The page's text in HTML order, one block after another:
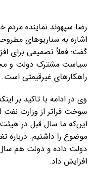
رضا سپهوند نماینده مردم
اشاره به سناریوهای
گفت: فعلاً تصمیمی برای
سیاست مشترک دولت و
راهکارهای غیرقیمتی است.
وی در ادامه با تاکید بر
سوخت فراتر از وزارت
این‌که ما سال قبل در
موضوع را داشتیم. درباره
دولت داده و دولت هم
افزایش داد.